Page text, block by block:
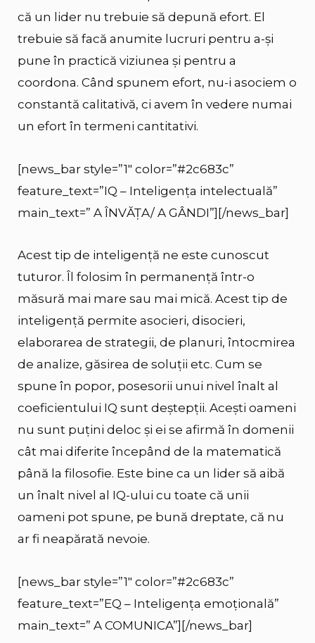
că un lider nu trebuie să depună efort. El
trebuie să facă anumite lucruri pentru a-și
pune în practică viziunea și pentru a
coordona. Când spunem efort, nu-i asociem o
constantă calitativă, ci avem în vedere numai
un efort în termeni cantitativi.
[news_bar style=”1″ color=”#2c683c”
feature_text=”IQ – Inteligența intelectuală”
main_text=” A ÎNVĂȚA/ A GÂNDI”][/news_bar]
Acest tip de inteligență ne este cunoscut
tuturor. Îl folosim în permanență într-o
măsură mai mare sau mai mică. Acest tip de
inteligență permite asocieri, disocieri,
elaborarea de strategii, de planuri, întocmirea
de analize, găsirea de soluții etc. Cum se
spune în popor, posesorii unui nivel înalt al
coeficientului IQ sunt deștepții. Acești oameni
nu sunt puțini deloc și ei se afirmă în domenii
cât mai diferite începând de la matematică
până la filosofie. Este bine ca un lider să aibă
un înalt nivel al IQ-ului cu toate că unii
oameni pot spune, pe bună dreptate, că nu
ar fi neapărată nevoie.
[news_bar style=”1″ color=”#2c683c”
feature_text=”EQ – Inteligența emoțională”
main_text=” A COMUNICA”][/news_bar]